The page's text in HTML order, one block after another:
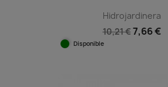
Hidrojardinera
10,21 €7,66 €
Disponible